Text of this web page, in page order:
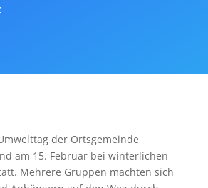
der Ortsgemeinde
am 15. Februar bei winterlichen
Mehrere Gruppen machten sich